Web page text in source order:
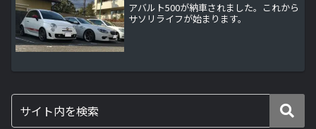
アバルト500が納車されました。これから
サソリライフが始まります。